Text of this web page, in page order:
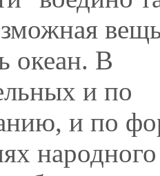
океан. В
и по
и по